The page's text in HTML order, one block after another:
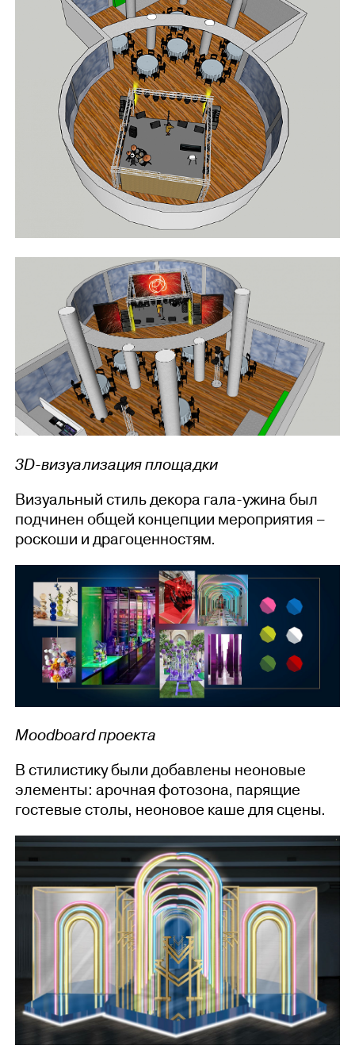
3D-визуализация площадки
Визуальный стиль декора гала-ужина был
подчинен общей концепции мероприятия –
роскоши и драгоценностям.
Moodboard проекта
В стилистику были добавлены неоновые
элементы: арочная фотозона, парящие
гостевые столы, неоновое каше для сцены.